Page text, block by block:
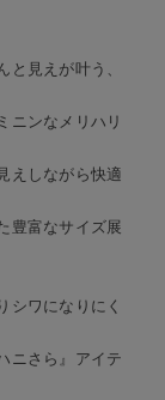
見えが叶う、
ニンなメリハリ
えしながら快適
豊富なサイズ展
シワになりにく
ニさら』アイテ